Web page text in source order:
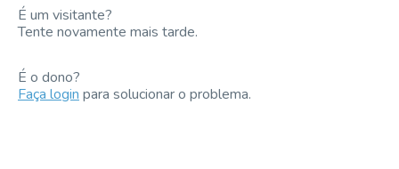
É um visitante?
Tente novamente mais tarde.
É o dono?
Faça loginpara solucionar o problema.